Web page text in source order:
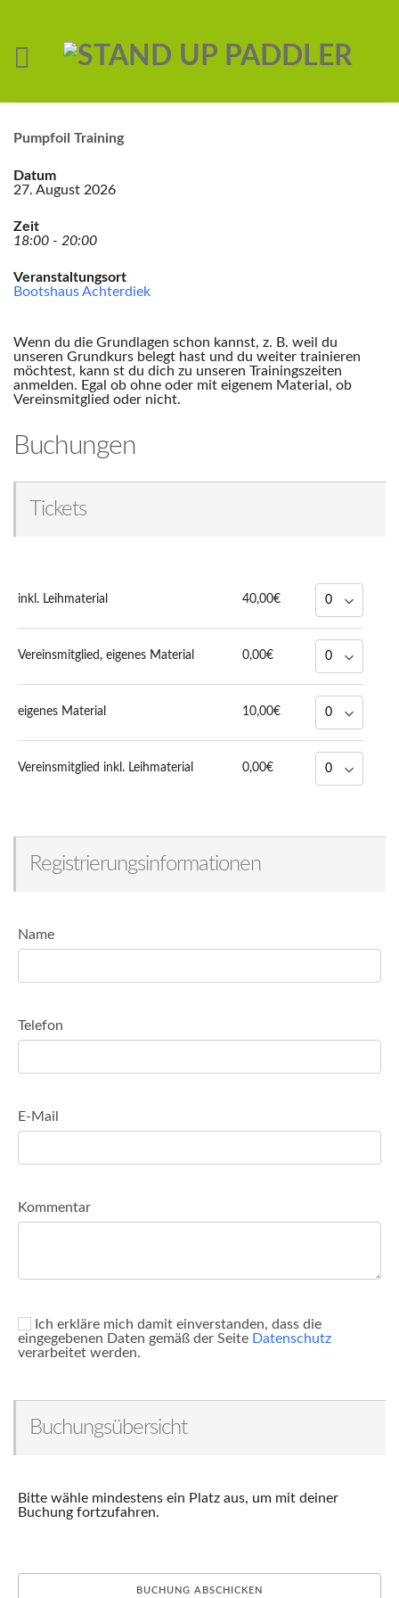
Pumpfoil Training
Datum
27. August 2026
Zeit
18:00 - 20:00
Veranstaltungsort
Bootshaus Achterdiek
Wenn du die Grundlagen schon kannst, z. B. weil du
unseren Grundkurs belegt hast und du weiter trainieren
möchtest, kann st du dich zu unseren Trainingszeiten
anmelden. Egal ob ohne oder mit eigenem Material, ob
Vereinsmitglied oder nicht.
Buchungen
Tickets
inkl. Leihmaterial 40,00€
Vereinsmitglied, eigenes Material 0,00€
eigenes Material 10,00€
Vereinsmitglied inkl. Leihmaterial 0,00€
Registrierungsinformationen
Name
Telefon
E-Mail
Kommentar
Ich erkläre mich damit einverstanden, dass die
eingegebenen Daten gemäß der Seite Datenschutz
verarbeitet werden.
Buchungsübersicht
Bitte wähle mindestens ein Platz aus, um mit deiner
Buchung fortzufahren.